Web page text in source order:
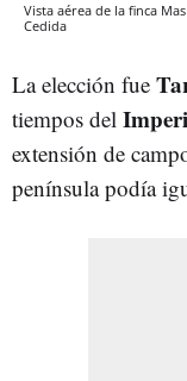
Vista aérea de la finca
Cedida
La elección fue
tiempos del
extensión de
península podía